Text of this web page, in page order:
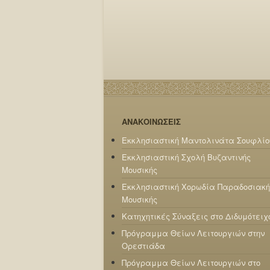
ΑΝΑΚΟΙΝΩΣΕΙΣ
Εκκλησιαστική Μαντολινάτα
Εκκλησιαστική Σχολή Βυζαντινής
Μουσικής
Εκκλησιαστική Χορωδία
Μουσικής
Κατηχητικές Σύναξεις στο
Πρόγραμμα Θείων Λειτουργιών στην
Ορεστιάδα
Πρόγραμμα Θείων Λειτουργιών στο